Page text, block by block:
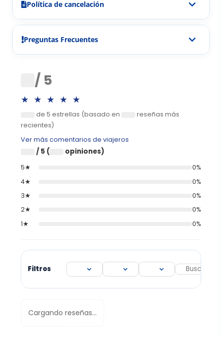
Política de cancelación
Preguntas Frecuentes
/ 5
★★★★★
de 5 estrellas (basado en
reseñas más
recientes)
Ver más comentarios de viajeros
/ 5 ( opiniones)
5★
0%
4★
0%
3★
0%
2★
0%
1★
0%
Filtros
Cargando reseñas...